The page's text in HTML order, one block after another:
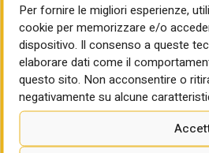
Per fornire le migliori esperienze,
cookie per memorizzare e/o
dispositivo. Il consenso a queste
elaborare dati come il
questo sito. Non acconsentire o
negativamente su alcune
Per approfondire:
https://
id=221518816